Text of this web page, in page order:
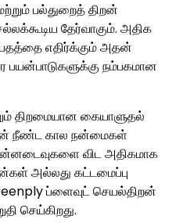
பல்துறைத் திறன்
தேர்வாகும். அதிக
எதிர்க்கும் அதன்
பயன்பாடுகளுக்கு நம்பகமான
திறமையான கையாளுதல்
நீண்ட கால நன்மைகள்
விட அதிகமாக
அல்லது கட்டமைப்பு
ப்ளைவுட் செயல்திறன்
செய்கிறது.